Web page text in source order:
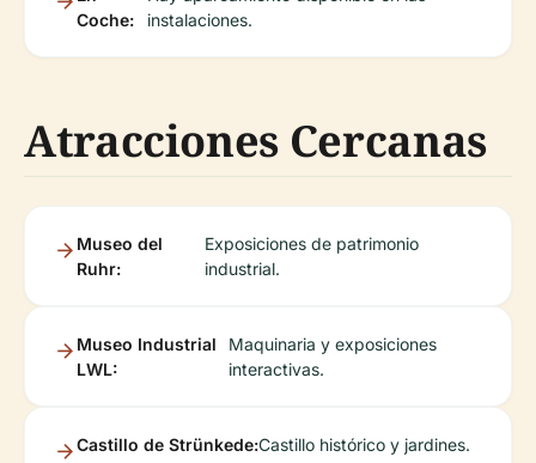
Coche:
instalaciones.
Atracciones Cercanas
Museo del
Ruhr:
Exposiciones de patrimonio
industrial.
Museo Industrial
LWL:
Maquinaria y exposiciones
interactivas.
Castillo de Strünkede:Castillo histórico y jardines.